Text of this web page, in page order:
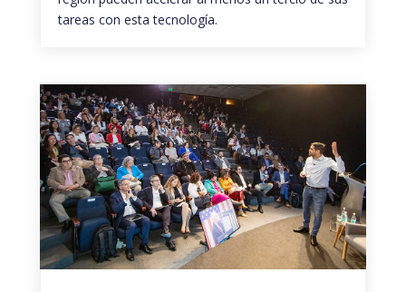
tareas con esta tecnología.